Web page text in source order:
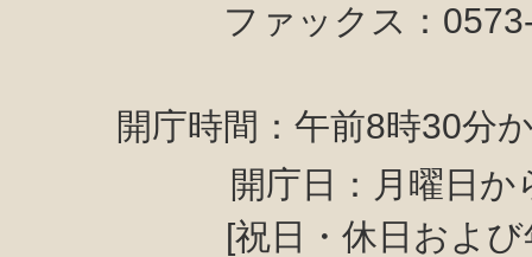
ファックス：
開庁時間：午前8時30分
開庁日：月曜日か
[祝日・休日およ